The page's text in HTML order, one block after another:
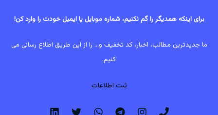
برای اینکه همدیگر را گم نکنیم، شماره موبایل یا ایمیل خودت را وارد کن!
ما جدیدترین مطالب، اخبار، کد تخفیف و... را از این طریق اطلاع رسانی می
کنیم.
ثبت اطلاعات